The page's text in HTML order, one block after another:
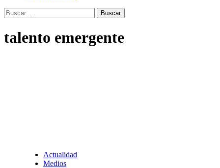
Buscar:
talento emergente
Actualidad
Medios